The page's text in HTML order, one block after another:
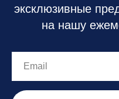
эксклюзивные
на нашу